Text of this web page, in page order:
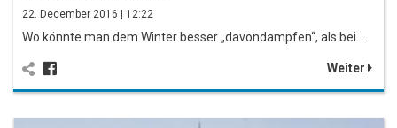
22. December 2016 | 12:22
Wo könnte man dem Winter besser „davondampfen“, als bei…
Weiter